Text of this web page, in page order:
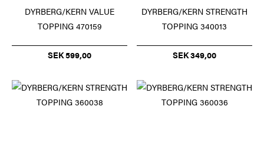
DYRBERG/KERN VALUE
TOPPING 470159
SEK 599,00
DYRBERG/KERN STRENGTH
TOPPING 340013
SEK 349,00